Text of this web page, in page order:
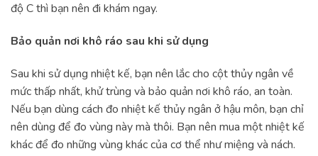
độ C thì bạn nên đi khám ngay.
Bảo quản nơi khô ráo sau khi sử dụng
Sau khi sử dụng nhiệt kế, bạn nên lắc cho cột thủy ngân về
mức thấp nhất, khử trùng và bảo quản nơi khô ráo, an toàn.
Nếu bạn dùng cách đo nhiệt kế thủy ngân ở hậu môn, bạn chỉ
nên dùng để đo vùng này mà thôi. Bạn nên mua một nhiệt kế
khác để đo những vùng khác của cơ thể như miệng và nách.